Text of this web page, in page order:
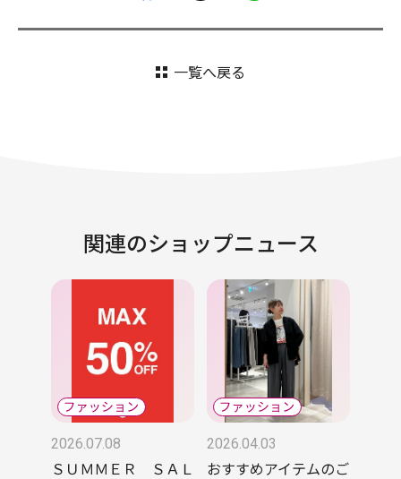
一覧へ戻る
関連のショップニュース
2026.07.08
ＳＵＭＭＥＲ ＳＡＬ
2026.04.03
おすすめアイテムのご